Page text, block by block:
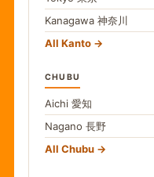
Kanagawa 神奈川
All Kanto
CHUBU
Aichi 愛知
Nagano 長野
All Chubu